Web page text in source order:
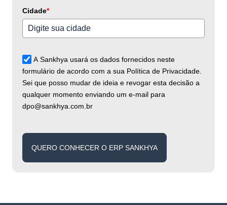
Cidade*
A Sankhya usará os dados fornecidos neste
formulário de acordo com a sua Política de Privacidade.
Sei que posso mudar de ideia e revogar esta decisão a
qualquer momento enviando um e-mail para
dpo@sankhya.com.br
QUERO CONHECER O ERP SANKHYA